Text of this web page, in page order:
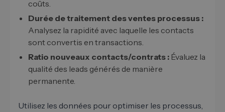
coûts.
Durée de traitement des ventes processus :
Analysez la rapidité avec laquelle les contacts
sont convertis en transactions.
Ratio nouveaux contacts/contrats : Évaluez la
qualité des leads générés de manière
permanente.
Utilisez les données pour optimiser les processus,